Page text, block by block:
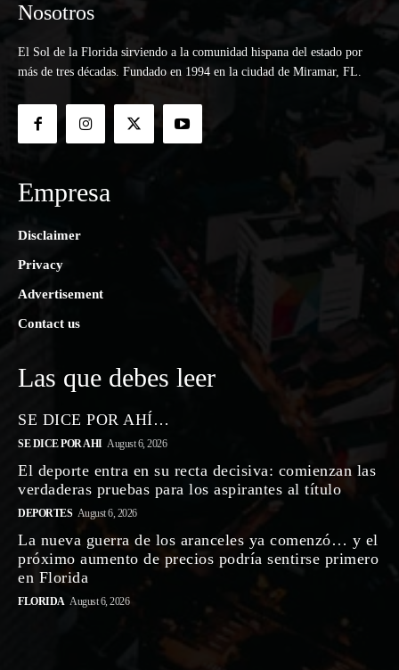
Nosotros
El Sol de la Florida sirviendo a la comunidad hispana del estado por
más de tres décadas. Fundado en 1994 en la ciudad de Miramar, FL.
Empresa
Disclaimer
Privacy
Advertisement
Contact us
Las que debes leer
SE DICE POR AHÍ…
SE DICE POR AHI August 6, 2026
El deporte entra en su recta decisiva: comienzan las
verdaderas pruebas para los aspirantes al título
DEPORTES August 6, 2026
La nueva guerra de los aranceles ya comenzó… y el
próximo aumento de precios podría sentirse primero
en Florida
FLORIDA August 6, 2026